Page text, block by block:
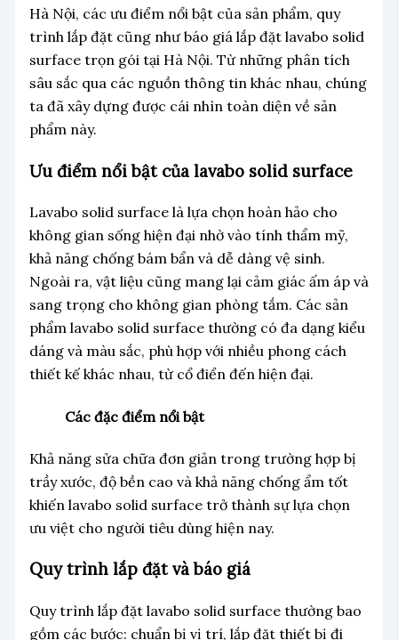
Hà Nội, các ưu điểm nổi bật của sản phẩm, quy
trình lắp đặt cũng như báo giá lắp đặt lavabo solid
surface trọn gói tại Hà Nội. Từ những phân tích
sâu sắc qua các nguồn thông tin khác nhau, chúng
ta đã xây dựng được cái nhìn toàn diện về sản
phẩm này.
Ưu điểm nổi bật của lavabo solid surface
Lavabo solid surface là lựa chọn hoàn hảo cho
không gian sống hiện đại nhờ vào tính thẩm mỹ,
khả năng chống bám bẩn và dễ dàng vệ sinh.
Ngoài ra, vật liệu cũng mang lại cảm giác ấm áp và
sang trọng cho không gian phòng tắm. Các sản
phẩm lavabo solid surface thường có đa dạng kiểu
dáng và màu sắc, phù hợp với nhiều phong cách
thiết kế khác nhau, từ cổ điển đến hiện đại.
Các đặc điểm nổi bật
Khả năng sửa chữa đơn giản trong trường hợp bị
trầy xước, độ bền cao và khả năng chống ẩm tốt
khiến lavabo solid surface trở thành sự lựa chọn
ưu việt cho người tiêu dùng hiện nay.
Quy trình lắp đặt và báo giá
Quy trình lắp đặt lavabo solid surface thường bao
gồm các bước: chuẩn bị vị trí, lắp đặt thiết bị đi